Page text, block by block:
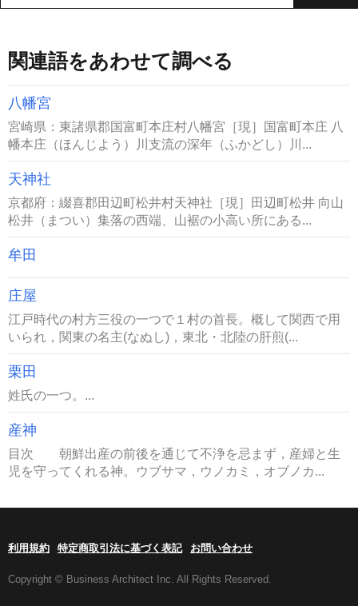
関連語をあわせて調べる
八幡宮
宮崎県：東諸県郡国富町本庄村八幡宮［現］国富町本庄 八
幡本庄（ほんじよう）川支流の深年（ふかどし）川...
天神社
京都府：綴喜郡田辺町松井村天神社［現］田辺町松井 向山
松井（まつい）集落の西端、山裾の小高い所にある...
牟田
庄屋
江戸時代の村方三役の一つで１村の首長。概して関西で用
いられ，関東の名主(なぬし)，東北・北陸の肝煎(...
栗田
姓氏の一つ。...
産神
目次 朝鮮出産の前後を通じて不浄を忌まず，産婦と生
児を守ってくれる神。ウブサマ，ウノカミ，オブノカ...
利用規約 特定商取引法に基づく表記 お問い合わせ
Copyright © Business Architect Inc. All Rights Reserved.